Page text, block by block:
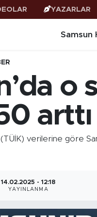
YAZARLAR
Samsun
o
arttı
verilerine göre
14.02.2025 - 12:18
YAYINLANMA